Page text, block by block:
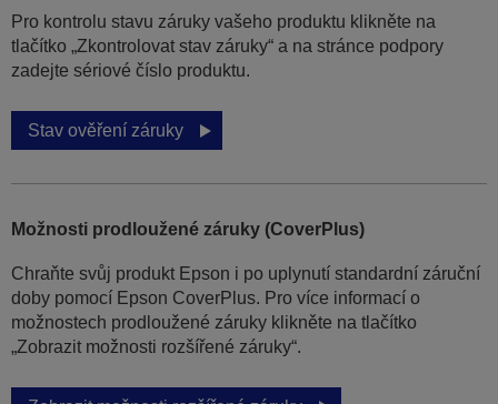
Pro kontrolu stavu záruky vašeho produktu klikněte na
tlačítko „Zkontrolovat stav záruky“ a na stránce podpory
zadejte sériové číslo produktu.
Stav ověření záruky
Možnosti prodloužené záruky (CoverPlus)
Chraňte svůj produkt Epson i po uplynutí standardní záruční
doby pomocí Epson CoverPlus. Pro více informací o
možnostech prodloužené záruky klikněte na tlačítko
„Zobrazit možnosti rozšířené záruky“.